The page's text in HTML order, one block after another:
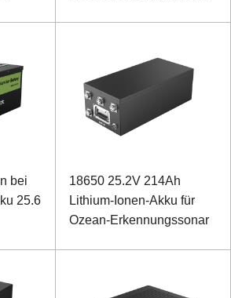
bei
25.6
18650 25.2V 214Ah
Lithium-Ionen-Akku für
Ozean-Erkennungssonar